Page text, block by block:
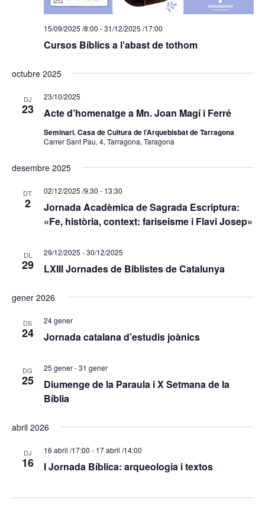
Cursos Bíblics a l’abast de tothom
15/09/2025 /8:00 -31/12/2025 /17:00
octubre 2025
DJ
23 Acte d’homenatge a Mn. Joan Magí i Ferré
23/10/2025
Seminari. Casa de Cultura de l’Arquebisbat de Tarragona
Carrer Sant Pau, 4, Tarragona, Taragona
desembre 2025
DT
2
Jornada Acadèmica de Sagrada Escriptura:
«Fe, història, context: fariseisme i Flavi Josep»
02/12/2025 /9:30 - 13:30
DL
29 LXIII Jornades de Biblistes de Catalunya
29/12/2025 -30/12/2025
gener 2026
DS
24 Jornada catalana d’estudis joànics
24 gener
DG
25
Diumenge de la Paraula i X Setmana de la
Bíblia
25 gener-31 gener
abril 2026
DJ
16 I Jornada Bíblica: arqueologia i textos
16 abril /17:00 - 17 abril /14:00